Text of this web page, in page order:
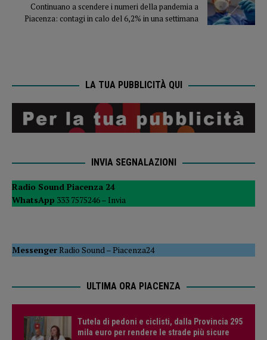
Continuano a scendere i numeri della pandemia a
Piacenza: contagi in calo del 6,2% in una settimana
LA TUA PUBBLICITÀ QUI
INVIA SEGNALAZIONI
Radio Sound Piacenza 24
WhatsApp 333 7575246 – Invia
MessengerRadio Sound–Piacenza24
ULTIMA ORA PIACENZA
Tutela di pedoni e ciclisti, dalla Provincia 295
mila euro per rendere le strade più sicure